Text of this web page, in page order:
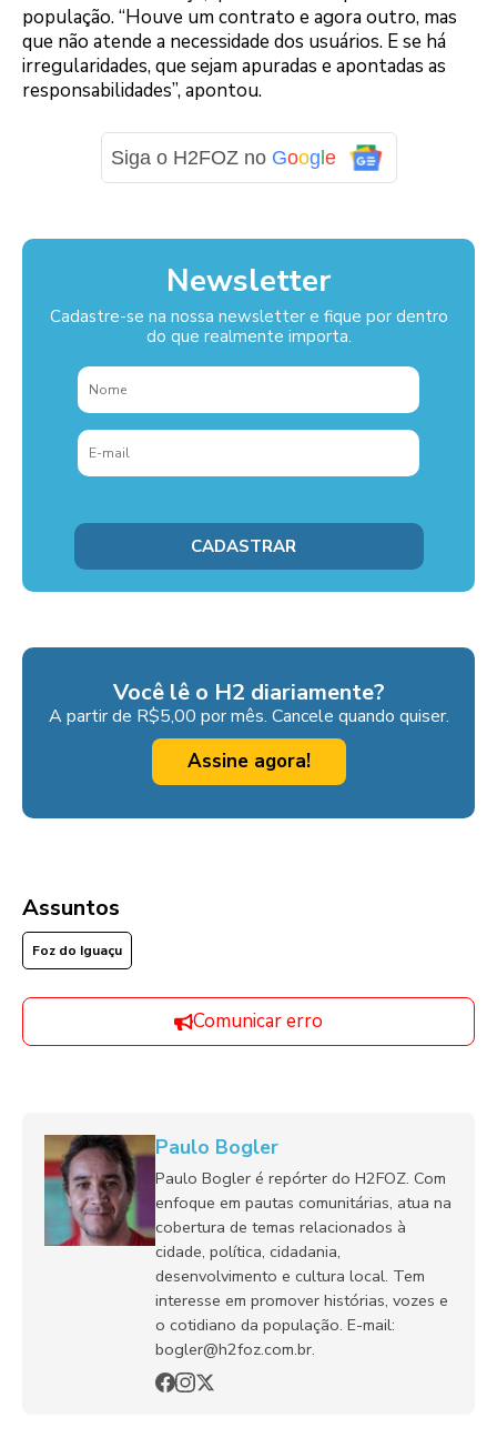
população. “Houve um contrato e agora outro, mas
que não atende a necessidade dos usuários. E se há
irregularidades, que sejam apuradas e apontadas as
responsabilidades”, apontou.
Siga o H2FOZ no Google
Newsletter
Cadastre-se na nossa newsletter e fique por dentro
do que realmente importa.
Você lê o H2 diariamente?
A partir de R$5,00 por mês. Cancele quando quiser.
Assine agora!
Assuntos
Foz do Iguaçu
Comunicar erro
Paulo Bogler
Paulo Bogler é repórter do H2FOZ. Com
enfoque em pautas comunitárias, atua na
cobertura de temas relacionados à
cidade, política, cidadania,
desenvolvimento e cultura local. Tem
interesse em promover histórias, vozes e
o cotidiano da população. E-mail:
bogler@h2foz.com.br.